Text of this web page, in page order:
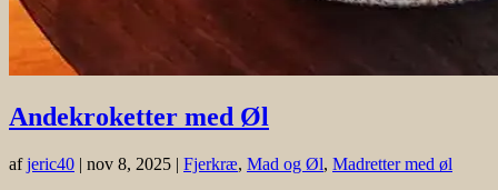
Andekroketter med Øl
afjeric40 | nov 8, 2025 | Fjerkræ, Mad og Øl, Madretter med øl